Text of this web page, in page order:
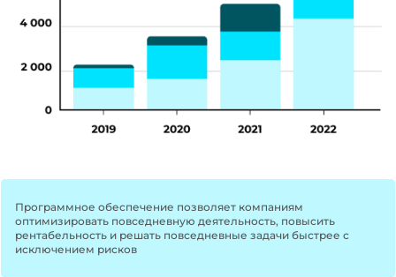
Программное обеспечение позволяет компаниям
оптимизировать повседневную деятельность, повысить
рентабельность и решать повседневные задачи быстрее с
исключением рисков